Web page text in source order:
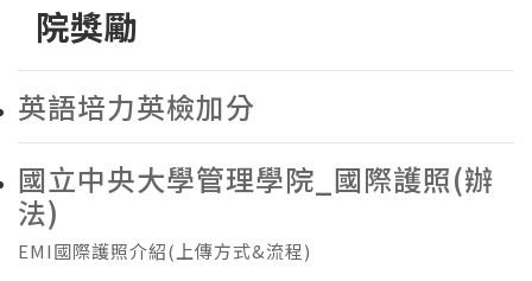
院獎勵
英語培力英檢加分
國立中央大學管理學院_國際護照(辦
法)
EMI國際護照介紹(上傳方式&流程)